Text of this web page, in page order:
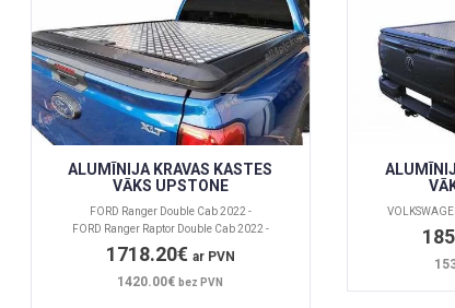
ALUMĪNIJA KRAVAS KASTES
VĀKS UPSTONE
FORD Ranger Double Cab 2022 -
FORD Ranger Raptor Double Cab 2022 -
1718.20€ ar PVN
1420.00€bez PVN